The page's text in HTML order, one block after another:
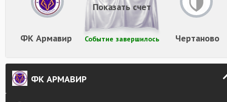
ФК Армавир Чертаново
Событие завершилось
Показать счет
ФК АРМАВИР